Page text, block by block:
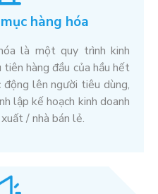
hàng hóa
là một quy trình kinh
hàng đầu của hầu hết
lên người tiêu dùng,
lập kế hoạch kinh doanh
/ nhà bán lẻ.